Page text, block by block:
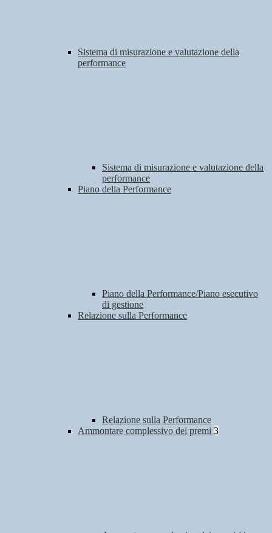
Sistema di misurazione e valutazione della
performance
Sistema di misurazione e valutazione della
performance
Piano della Performance
Piano della Performance/Piano esecutivo
di gestione
Relazione sulla Performance
Relazione sulla Performance
Ammontare complessivo dei premi 3